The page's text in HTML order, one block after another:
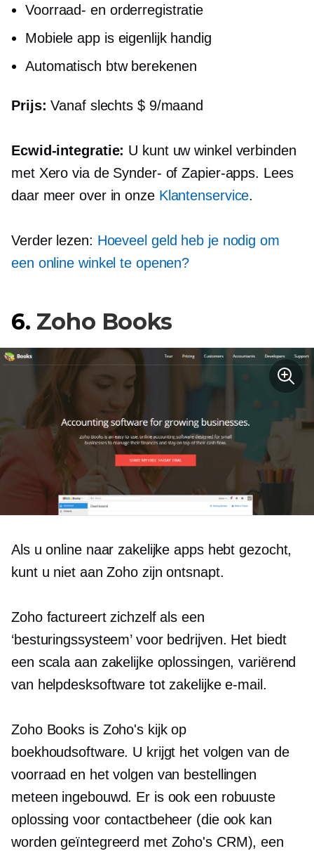
Voorraad- en orderregistratie
Mobiele app is eigenlijk handig
Automatisch btw berekenen
Prijs:Vanaf slechts $ 9/maand
Ecwid-integratie: U kunt uw winkel verbinden
met Xero via de Synder- of Zapier-apps. Lees
daar meer over in onze Klantenservice.
Verder lezen: Hoeveel geld heb je nodig om
een ​​online winkel te openen?
6. Zoho Books
Als u online naar zakelijke apps hebt gezocht,
kunt u niet aan Zoho zijn ontsnapt.
Zoho factureert zichzelf als een
‘besturingssysteem’ voor bedrijven. Het biedt
een scala aan zakelijke oplossingen, variërend
van helpdesksoftware tot zakelijke e-mail.
Zoho Books is Zoho's kijk op
boekhoudsoftware. U krijgt het volgen van de
voorraad en het volgen van bestellingen
meteen ingebouwd. Er is ook een robuuste
oplossing voor contactbeheer (die ook kan
worden geïntegreerd met Zoho's CRM), een